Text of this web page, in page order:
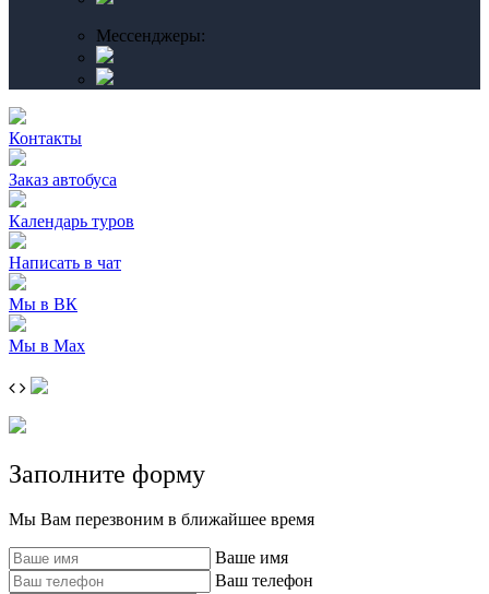
Мессенджеры:
Контакты
Заказ автобуса
Календарь туров
Написать в чат
Мы в ВК
Мы в Max
Заполните форму
Мы Вам перезвоним в ближайшее время
Ваше имя
Ваш телефон